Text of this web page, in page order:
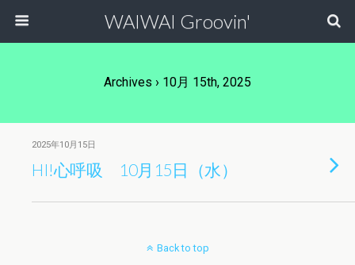
WAIWAI Groovin'
Archives › 10月 15th, 2025
2025年10月15日
HI!心呼吸 10月15日（水）
Back to top